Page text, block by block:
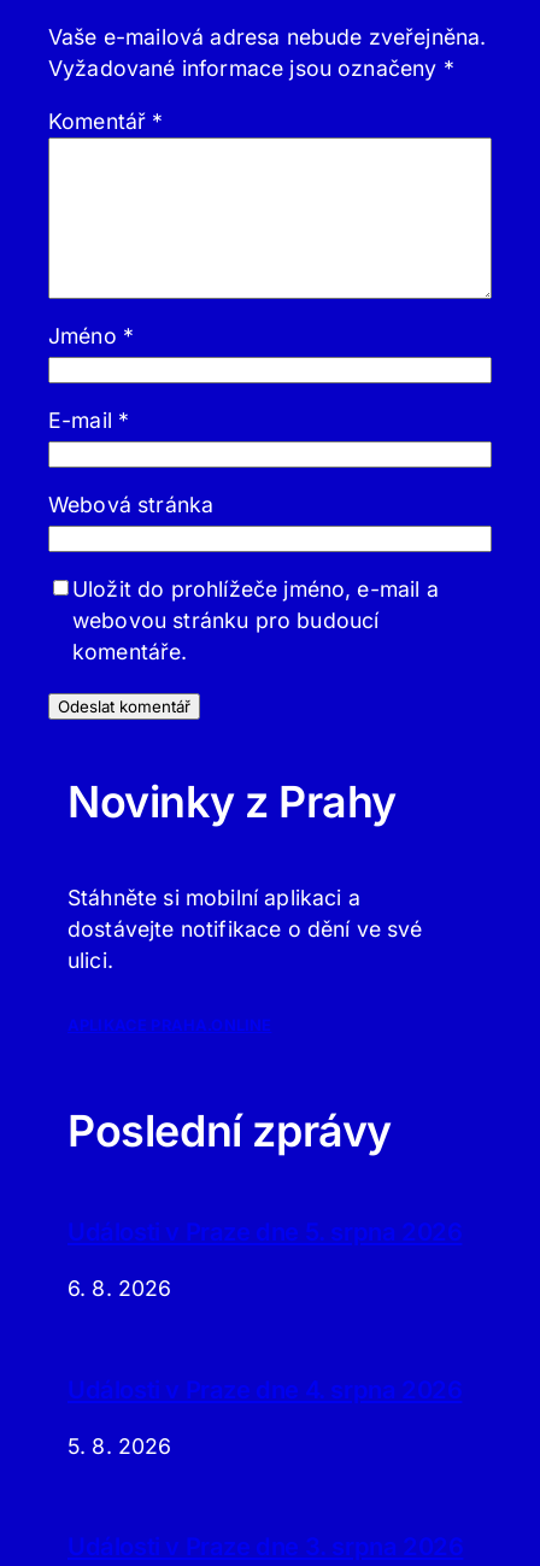
Vaše e-mailová adresa nebude zveřejněna.
Vyžadované informace jsou označeny *
Komentář *
Jméno *
E-mail *
Webová stránka
Uložit do prohlížeče jméno, e-mail a
webovou stránku pro budoucí
komentáře.
Novinky z Prahy
Stáhněte si mobilní aplikaci a
dostávejte notifikace o dění ve své
ulici.
APLIKACE PRAHA.ONLINE
Poslední zprávy
Události v Praze dne 5. srpna 2026
6. 8. 2026
Události v Praze dne 4. srpna 2026
5. 8. 2026
Události v Praze dne 3. srpna 2026